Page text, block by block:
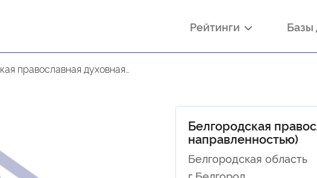
Рейтинги Базы
духовная семинария (с миссионерской направленностью)
Белгородская
направленностью)
Белгородская область